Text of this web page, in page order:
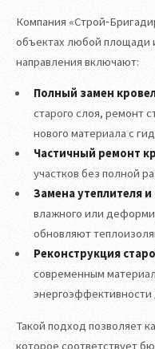
Компания
объектах любой площади
направления включают:
Полный замен
старого слоя, ремонт
нового материала с
Частичный ремонт
участков без полной
Замена утеплителя
влажного или
обновляют
Реконструкция
современным
энергоэффективности
Такой подход позволяет
которое соответствует